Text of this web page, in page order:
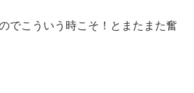
でこういう時こそ！とまたまた奮